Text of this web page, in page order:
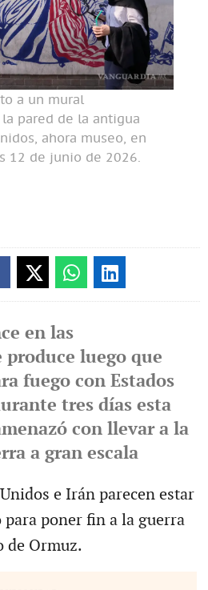
a un mural
pared de la antigua
ahora museo, en
12 de junio de 2026.
en las
produce luego que
fuego con Estados
tres días esta
con llevar a la
a gran escala
e Irán parecen estar
para poner fin a la guerra
de Ormuz.